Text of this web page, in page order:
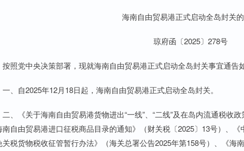
海南自由贸易港正式启动全岛封关
琼府函〔2025〕278号
党中央决策部署，现就海南自由贸易港正式启动全岛封关事宜通告
自2025年12月18日起，海南自由贸易港正式启动全岛封关。
《关于海南自由贸易港货物进出“一线”、“二线”及在岛内流通税收
南自由贸易港进口征税商品目录的通知》（财关税〔2025〕13号）、
关税货物税收征管暂行办法》（海关总署公告2025年第158号）、《海